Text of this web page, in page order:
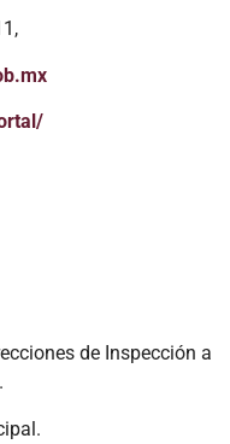
de Inspección a